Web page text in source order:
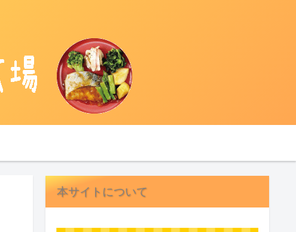
本サイトについて